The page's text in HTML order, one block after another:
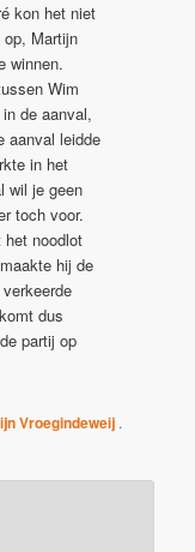
kon het niet
op, Martijn
winnen.
Wim
de aanval,
aanval leidde
in het
wil je geen
toch voor.
het noodlot
hij de
dus
partij op
Vroegindeweij .